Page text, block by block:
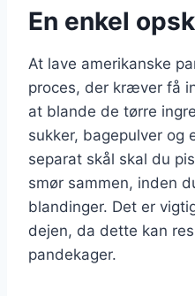
En enkel
At lave amerikanske
proces, der kræver få
at blande de tørre
sukker, bagepulver og
separat skål skal du
smør sammen, inden
blandinger. Det er
dejen, da dette kan
pandekager.